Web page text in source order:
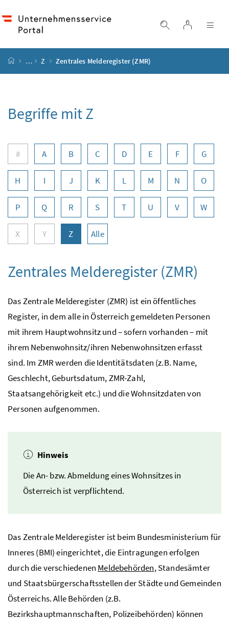
SucheLogin
Startseite
… Z Zentrales Melderegister (ZMR)
Begriffe mit Z
Buchstabennavigation
# A B C D E F G
H I J K L M N O
P Q R S T U V W
X Y Z Alle
Zentrales Melderegister (ZMR)
Das Zentrale Melderegister (ZMR) ist ein öffentliches
Register, in dem alle in Österreich gemeldeten Personen
mit ihrem Hauptwohnsitz und – sofern vorhanden – mit
ihrem Nebenwohnsitz/ihren Nebenwohnsitzen erfasst
sind. Im ZMRwerden die Identitätsdaten (z.B. Name,
Geschlecht, Geburtsdatum,ZMR-Zahl,
Staatsangehörigkeitetc.) und die Wohnsitzdaten von
Personen aufgenommen.
Hinweis
Die An-bzw.Abmeldung eines Wohnsitzes in
Österreich ist verpflichtend.
Das Zentrale Melderegister ist beim Bundesministerium für
Inneres (BMI) eingerichtet, die Eintragungen erfolgen
durch die verschiedenen Meldebehörden, Standesämter
und Staatsbürgerschaftsstellen der Städte und Gemeinden
Österreichs. Alle Behörden (z.B.
Bezirkshauptmannschaften, Polizeibehörden) können